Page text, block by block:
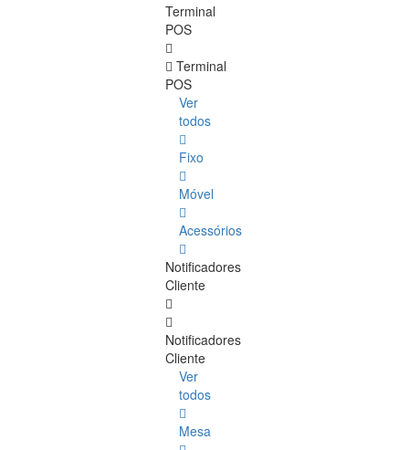
Terminal
POS
Terminal
POS
Ver
todos
Fixo
Móvel
Acessórios
Notificadores
Cliente
Notificadores
Cliente
Ver
todos
Mesa